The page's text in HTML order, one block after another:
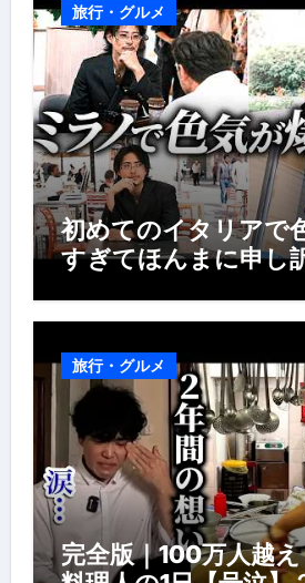
旅行・グルメ
初めてのイタリアで
すぎてほんまに申し
旅行・グルメ
完全版｜100万人越